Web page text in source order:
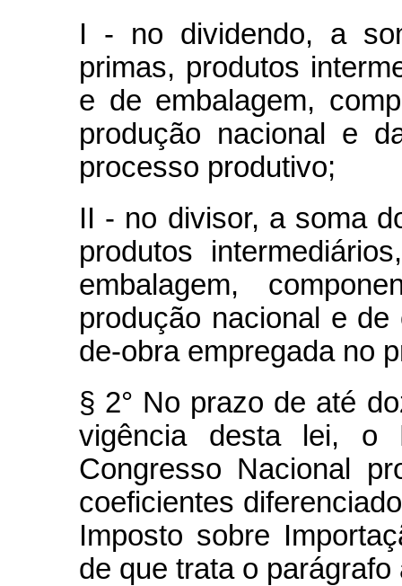
I - no dividendo, a
primas, produtos
e de embalagem,
produção nacional e
processo produtivo;
II - no divisor, a soma
produtos
embalagem,
produção nacional e
de-obra empregada no
§ 2° No prazo de até
vigência desta lei, o
Congresso Nacional
coeficientes
Imposto sobre
de que trata o parágrafo